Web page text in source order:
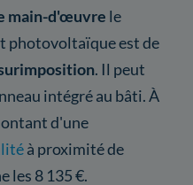
main-d'œuvre le
photovoltaïque est de
. Il peut
intégré au bâti. À
d'une
à proximité de
les 8 135 €.